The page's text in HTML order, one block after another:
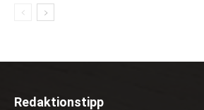
Redaktionstipp